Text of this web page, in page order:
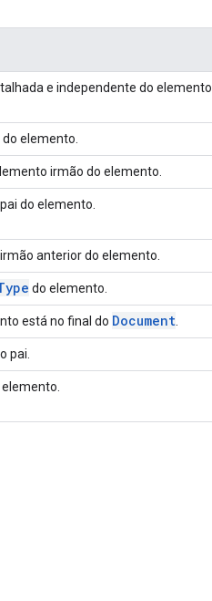
e independente do elemento
elemento.
irmão do elemento.
do elemento.
anterior do elemento.
do elemento.
está no final do Document
pai.